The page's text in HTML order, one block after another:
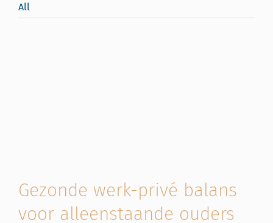
All
Gezonde werk-privé balans
voor alleenstaande ouders